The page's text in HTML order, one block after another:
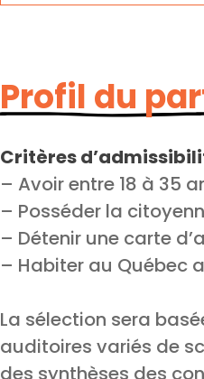
Profil du
Critères
– Avoir entre 18 à 35
– Posséder la
– Détenir une carte
– Habiter au Québec
La sélection sera
auditoires variés de
des synthèses des